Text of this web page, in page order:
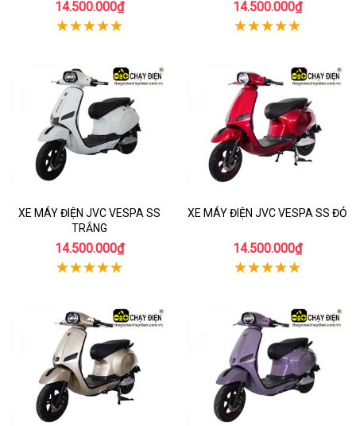
14.500.000₫ 14.500.000₫
XE MÁY ĐIỆN JVC VESPA SS
TRẮNG
14.500.000₫
XE MÁY ĐIỆN JVC VESPA SS ĐỎ
14.500.000₫